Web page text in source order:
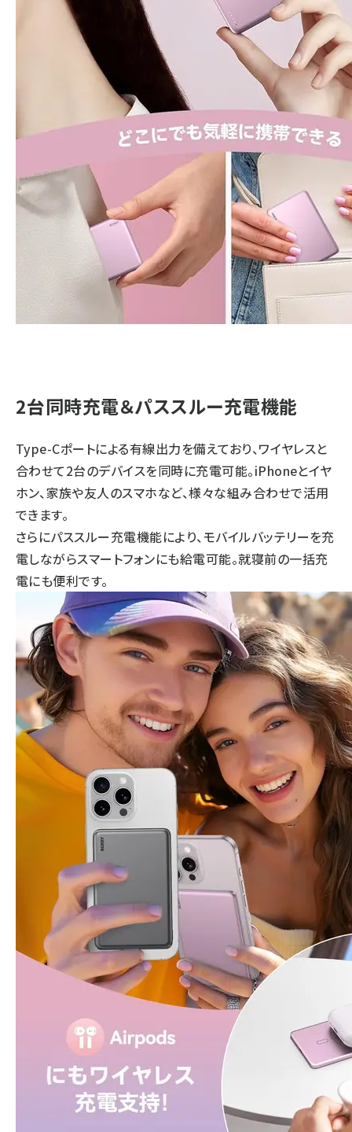
2台同時充電＆パススルー充電機能
Type-Cポートによる有線出力を備えており、ワイヤレスと
合わせて2台のデバイスを同時に充電可能。iPhoneとイヤ
ホン、家族や友人のスマホなど、様々な組み合わせで活用
できます。
さらにパススルー充電機能により、モバイルバッテリーを充
電しながらスマートフォンにも給電可能。就寝前の一括充
電にも便利です。